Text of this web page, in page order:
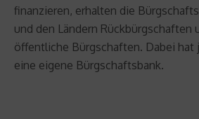
finanzieren, erhalten die
und den Ländern Rückbürgschaften
öffentliche Bürgschaften. Dabei hat
eine eigene Bürgschaftsbank.